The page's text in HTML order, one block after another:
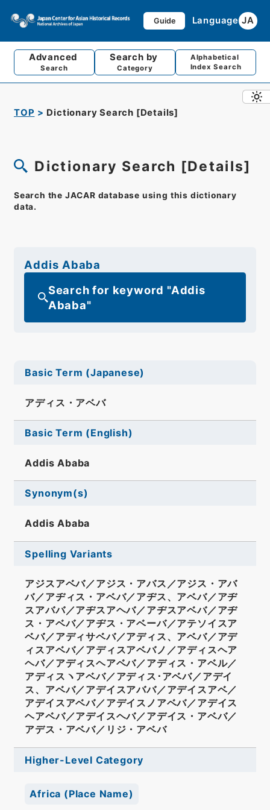
Guide Language JA
Advanced
Search
Search by
Category
Alphabetical
Index Search
TOP Dictionary Search [Details]
Dictionary Search [Details]
Search the JACAR database using this dictionary
data.
Addis Ababa
Search for keyword "Addis
Ababa"
Basic Term (Japanese)
アディス・アベバ
Basic Term (English)
Addis Ababa
Synonym(s)
Addis Ababa
Spelling Variants
アジスアベバ／アジス・アバス／アジス・アバ
バ／アヂィス・アベバ／アヂス、アベバ／アヂ
スアババ／アヂスアヘバ／アヂスアベバ／アヂ
ス・アベバ／アヂス・アベーバ／アテソイスア
ベバ／アディサベバ／アディス、アベバ／アデ
ィスアベバ／アディスアベバノ／アディスヘア
ヘバ／アディスヘアベバ／アディス・アベル／
アディスヽアベバ／アディス･アベバ／アデイ
ス、アベバ／アデイスアババ／アデイスアベ／
アデイスアベバ／アデイスノアベバ／アデイス
ヘアベバ／アデイスヘバ／アデイス・アベバ／
アデス・アベバ／リジ・アベバ
Higher-Level Category
Africa (Place Name)